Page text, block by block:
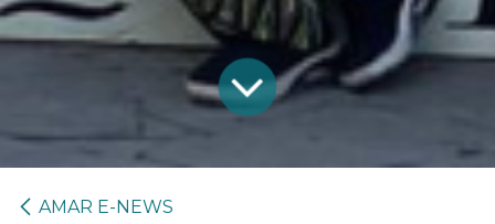
AMAR E-NEWS